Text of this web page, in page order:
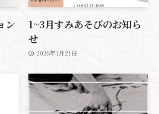
ン
1~3月すみあそびのお知ら
せ
2026年1月21日